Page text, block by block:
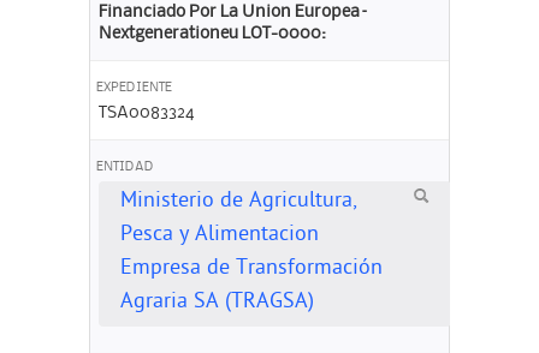
Financiado Por La Union Europea–
Nextgenerationeu LOT-0000:
EXPEDIENTE
TSA0083324
ENTIDAD
Ministerio de Agricultura,
Pesca y Alimentacion
Empresa de Transformación
Agraria SA (TRAGSA)